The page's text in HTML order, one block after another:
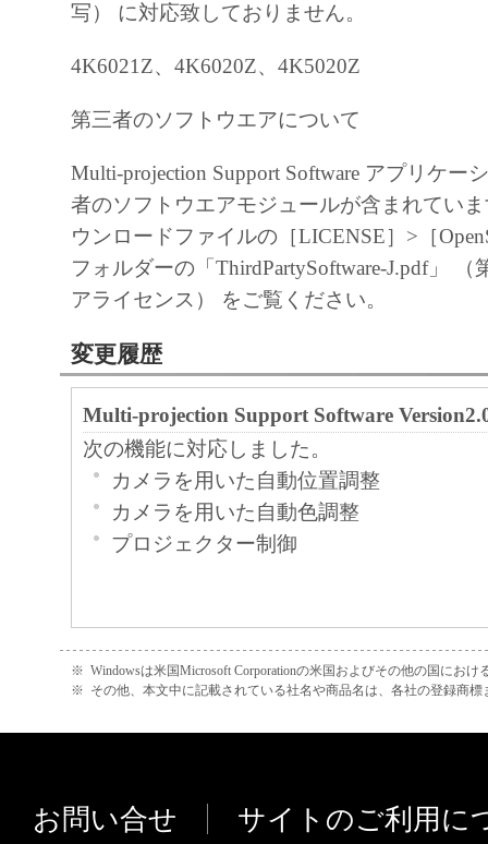
写） に対応致しておりません。
4K6021Z、4K6020Z、4K5020Z
第三者のソフトウエアについて
Multi-projection Support Software アプリケー
者のソフトウエアモジュールが含まれてい
ウンロードファイルの［LICENSE］>［
フォルダーの「ThirdPartySoftware-J.pdf」 （
アライセンス） をご覧ください。
変更履歴
Multi-projection Support Software
次の機能に対応しました。
カメラを用いた自動位置調整
カメラを用いた自動色調整
プロジェクター制御
※ Windowsは米国Microsoft Corporationの米国およびその他の国におけ
※ その他、本文中に記載されている社名や商品名は、各社の登録商標
お問い合せ サイトのご利用に